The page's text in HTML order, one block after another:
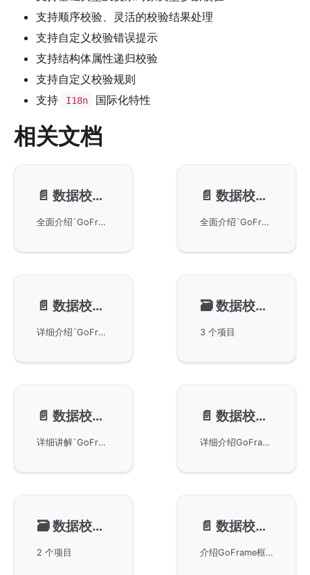
支持顺序校验、灵活的校验结果处理
支持自定义校验错误提示
支持结构体属性递归校验
支持自定义校验规则
支持
I18n 国际化特性
相关文档
📄️ 数据校验-校验规则
全面介绍`GoFrame`框架数据校验组件的内置校验规则及其应用。`GoFrame`框架内置数十项常用校验规则，包括修饰规则（`ci`、`bail`、`foreach`）和功能规则（`required*`系列、日期格式、数值范围、枚举值验证等），支持开发者在处理数据时进行参数校验和结构体校验。文档详细讲解了不同情况下各种校验规则的使用方法，为开发者提供灵活的数据校验机制。
📄️ 数据校验-校验对象
全面介绍`GoFrame`框架数据校验组件的`Validator`对象使用，包括校验对象的配置管理和便捷的链式操作。详细描述`New`、`Assoc`、`Bail`、`Ci`、`Run`等方法的使用，并通过单数据校验、`Struct`校验和`Map`校验的实际示例，帮助开发者快速掌握数据校验的使用技巧，支持自定义规则、错误提示和`I18N`国际化。
📄️ 数据校验-校验结果
详细介绍`GoFrame`框架数据校验的结果处理，描述`gvalid.Error`接口的实现及各种方法的使用。包括`Code`、`Error`、`Current`、`Items`、`Map`、`Maps`、`String`等方法的详细说明，通过不同方法获取校验错误信息。讨论顺序性和非顺序性校验对错误信息获取的影响，并演示如何通过`gerror.Current`获取第一条错误信息。
🗃️数据校验-参数类型
3 个项目
📄️ 数据校验-可选校验
详细讲解`GoFrame`框架数据校验组件中的可选校验规则使用方法。当校验规则中不包含`required*`规则时，对于`nil`或空字符串将忽略校验。通过空字符串、空指针属性、空整型属性和`map`传参四个实际代码示例，帮助开发者理解可选校验的处理逻辑及注意事项，需要特别注意`0`和`false`值仍会被校验。
📄️ 数据校验-递归校验
详细介绍GoFrame框架数据校验组件的递归校验（嵌套校验）特性。支持对struct、slice、map等复杂数据类型进行自动递归校验，通过多个实际示例演示如何对嵌套结构体、数组和映射类型数据进行有效验证。特别说明了空对象在递归校验中的处理规则，包括带有默认值的空结构体将被视为已传递对象并执行校验，而空指针对象则不会触发递归校验。
🗃️数据校验-自定义规则
2 个项目
📄️ 数据校验-自定义错误
介绍GoFrame框架数据校验组件如何通过i18n国际化特性自定义错误提示信息。详细讲解如何配置不同语言的错误提示文件，包括默认英文提示和中文提示的配置方法，以及如何在代码中通过上下文切换语言环境实现多语言错误提示。提供了完整的目录结构、配置文件示例和代码实现，帮助开发者快速实现国际化的数据校验错误提示功能。